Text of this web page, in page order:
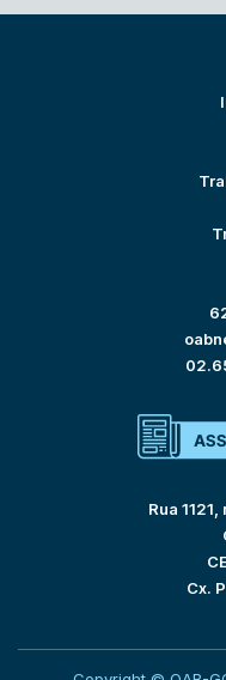
Rua
Cx.